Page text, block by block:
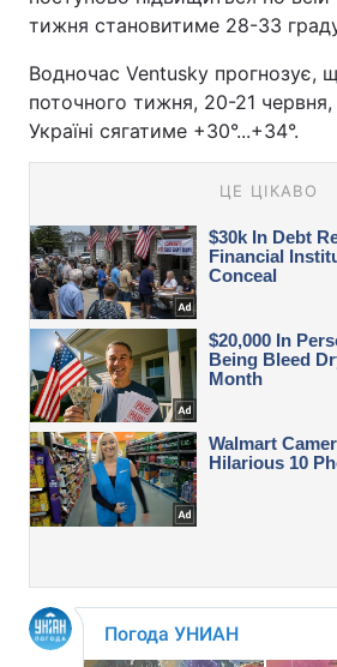
тижня становитиме 28-33
Водночас Ventusky прогнозує,
поточного тижня, 20-21
Україні сягатиме +30°...+34°.